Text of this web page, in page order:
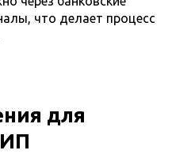
что делает процесс
для